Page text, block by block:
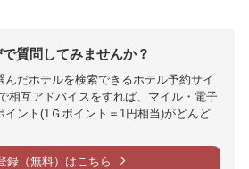
質問してみませんか？
んだホテルを検索できるホテル予約サイ
相互アドバイスをすれば、マイル・電子
イント(1Ｇポイント＝1円相当)がどんど
録（無料）はこちら